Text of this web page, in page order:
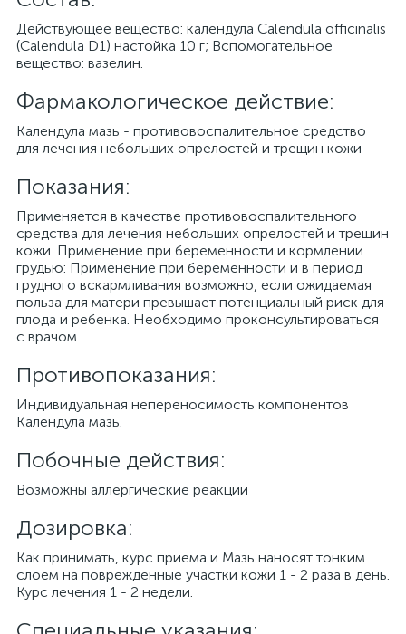
Действующее вещество: календула Calendula officinalis
(Calendula D1) настойка 10 г; Вспомогательное
вещество: вазелин.
Фармакологическое действие:
Календула мазь - противовоспалительное средство
для лечения небольших опрелостей и трещин кожи
Показания:
Применяется в качестве противовоспалительного
средства для лечения небольших опрелостей и трещин
кожи. Применение при беременности и кормлении
грудью: Применение при беременности и в период
грудного вскармливания возможно, если ожидаемая
польза для матери превышает потенциальный риск для
плода и ребенка. Необходимо проконсультироваться
с врачом.
Противопоказания:
Индивидуальная непереносимость компонентов
Календула мазь.
Побочные действия:
Возможны аллергические реакции
Дозировка:
Как принимать, курс приема и Мазь наносят тонким
слоем на поврежденные участки кожи 1 - 2 раза в день.
Курс лечения 1 - 2 недели.